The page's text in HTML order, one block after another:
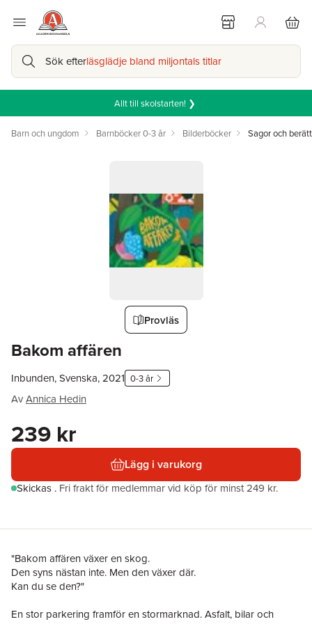
Sök efterläsglädje bland miljontals titlar
Allt till skolstarten! ❯
Barn och ungdom Barnböcker 0-3 år Bilderböcker Sagor och
Provläs
Bakom affären
Inbunden, Svenska, 2021 0-3 år
AvAnnica Hedin
239 kr
Lägg i varukorg
Skickas . Fri frakt för medlemmar vid köp för minst 249 kr.
"Bakom affären växer en skog.
Den syns nästan inte. Men den växer där.
Kan du se den?"
En stor parkering framför en stormarknad. Asfalt, bilar och